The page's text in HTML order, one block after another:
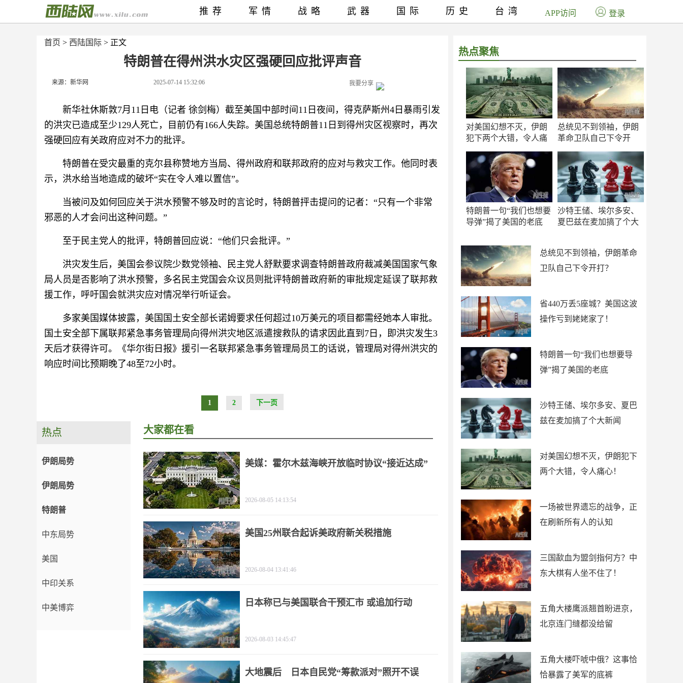
首页 > 西陆国际 > 正文
特朗普在得州洪水灾区强硬回应批评声音
来源：新华网 2025-07-14 15:32:06 我要分享
新华社休斯敦7月11日电（记者 徐剑梅）截至美国中部时间11日夜间，得克萨斯州4日暴雨引发
的洪灾已造成至少129人死亡，目前仍有166人失踪。美国总统特朗普11日到得州灾区视察时，再次
强硬回应有关政府应对不力的批评。
特朗普在受灾最重的克尔县称赞地方当局、得州政府和联邦政府的应对与救灾工作。他同时表
示，洪水给当地造成的破坏“实在令人难以置信”。
当被问及如何回应关于洪水预警不够及时的言论时，特朗普抨击提问的记者：“只有一个非常
邪恶的人才会问出这种问题。”
至于民主党人的批评，特朗普回应说：“他们只会批评。”
洪灾发生后，美国会参议院少数党领袖、民主党人舒默要求调查特朗普政府裁减美国国家气象
局人员是否影响了洪水预警，多名民主党国会众议员则批评特朗普政府新的审批规定延误了联邦救
援工作，呼吁国会就洪灾应对情况举行听证会。
多家美国媒体披露，美国国土安全部长诺姆要求任何超过10万美元的项目都需经她本人审批。
国土安全部下属联邦紧急事务管理局向得州洪灾地区派遣搜救队的请求因此直到7日，即洪灾发生3
天后才获得许可。《华尔街日报》援引一名联邦紧急事务管理局员工的话说，管理局对得州洪灾的
响应时间比预期晚了48至72小时。
1 2 下一页
热点聚焦
对美国幻想不灭，伊朗
犯下两个大错，令人痛
总统见不到领袖，伊朗
革命卫队自己下令开
特朗普一句“我们也想要
导弹”揭了美国的老底
沙特王储、埃尔多安、
夏巴兹在麦加搞了个大
总统见不到领袖，伊朗革命
卫队自己下令开打？
省440万丢5座城？美国这波
操作亏到姥姥家了！
特朗普一句“我们也想要导
弹”揭了美国的老底
沙特王储、埃尔多安、夏巴
兹在麦加搞了个大新闻
对美国幻想不灭，伊朗犯下
两个大错，令人痛心！
一场被世界遗忘的战争，正
在刷新所有人的认知
三国歃血为盟剑指何方？中
东大棋有人坐不住了！
五角大楼鹰派翘首盼进京，
北京连门缝都没给留
五角大楼吓唬中俄？这事恰
恰暴露了美军的底裤
推荐 军情 战略 武器 国际 历史 台湾 APP访问 登录
热点
伊朗局势
伊朗局势
特朗普
中东局势
美国
中印关系
中美博弈
大家都在看
美媒：霍尔木兹海峡开放临时协议“接近达成”
2026-08-05 14:13:54
美国25州联合起诉美政府新关税措施
2026-08-04 13:41:46
日本称已与美国联合干预汇市 或追加行动
2026-08-03 14:45:47
大地震后 日本自民党“筹款派对”照开不误